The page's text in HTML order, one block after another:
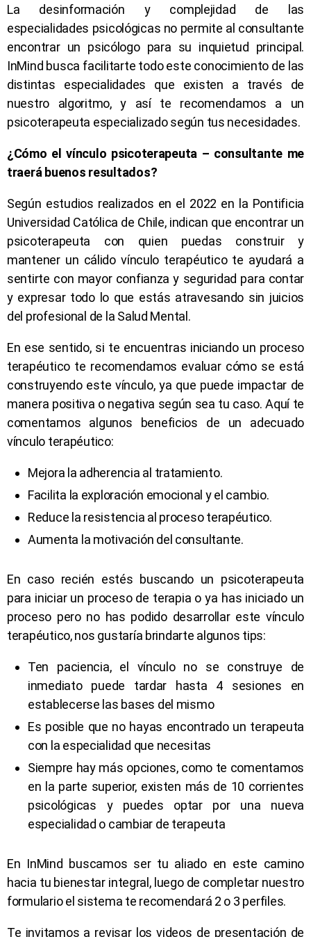
La desinformación y complejidad de las
especialidades psicológicas no permite al consultante
encontrar un psicólogo para su inquietud principal.
InMind busca facilitarte todo este conocimiento de las
distintas especialidades que existen a través de
nuestro algoritmo, y así te recomendamos a un
psicoterapeuta especializado según tus necesidades.
¿Cómo el vínculo psicoterapeuta – consultante me
traerá buenos resultados?
Según estudios realizados en el 2022 en la Pontificia
Universidad Católica de Chile, indican que encontrar un
psicoterapeuta con quien puedas construir y
mantener un cálido vínculo terapéutico te ayudará a
sentirte con mayor confianza y seguridad para contar
y expresar todo lo que estás atravesando sin juicios
del profesional de la Salud Mental.
En ese sentido, si te encuentras iniciando un proceso
terapéutico te recomendamos evaluar cómo se está
construyendo este vínculo, ya que puede impactar de
manera positiva o negativa según sea tu caso. Aquí te
comentamos algunos beneficios de un adecuado
vínculo terapéutico:
Mejora la adherencia al tratamiento.
Facilita la exploración emocional y el cambio.
Reduce la resistencia al proceso terapéutico.
Aumenta la motivación del consultante.
En caso recién estés buscando un psicoterapeuta
para iniciar un proceso de terapia o ya has iniciado un
proceso pero no has podido desarrollar este vínculo
terapéutico, nos gustaría brindarte algunos tips:
Ten paciencia, el vínculo no se construye de
inmediato puede tardar hasta 4 sesiones en
establecerse las bases del mismo
Es posible que no hayas encontrado un terapeuta
con la especialidad que necesitas
Siempre hay más opciones, como te comentamos
en la parte superior, existen más de 10 corrientes
psicológicas y puedes optar por una nueva
especialidad o cambiar de terapeuta
En InMind buscamos ser tu aliado en este camino
hacia tu bienestar integral, luego de completar nuestro
formulario el sistema te recomendará 2 o 3 perfiles.
Te invitamos a revisar los videos de presentación de